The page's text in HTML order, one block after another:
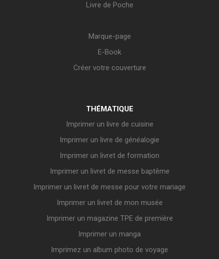
Livre de Poche
Marque-page
E-Book
Créer votre couverture
THÉMATIQUE
Imprimer un livre de cuisine
Imprimer un livre de généalogie
Imprimer un livret de formation
Imprimer un livret de messe baptême
Imprimer un livret de messe pour votre mariage
Imprimer un livret de mon musée
Imprimer un magazine TPE de première
Imprimer un manga
Imprimez un album photo de voyage